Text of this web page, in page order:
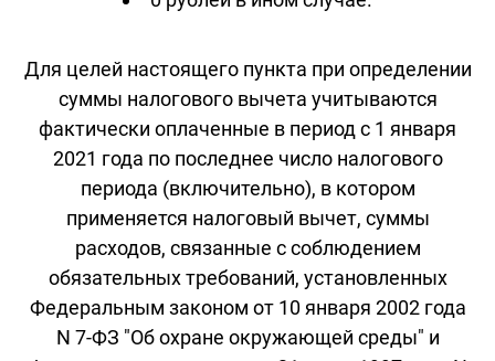
Для целей настоящего пункта при определении
суммы налогового вычета учитываются
фактически оплаченные в период с 1 января
2021 года по последнее число налогового
периода (включительно), в котором
применяется налоговый вычет, суммы
расходов, связанные с соблюдением
обязательных требований, установленных
Федеральным законом от 10 января 2002 года
N 7-ФЗ "Об охране окружающей среды" и